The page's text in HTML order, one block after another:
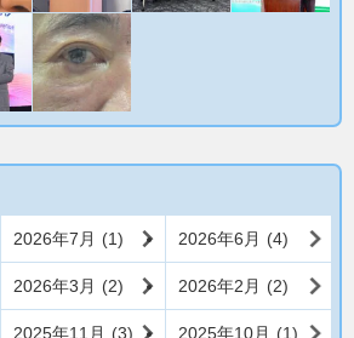
2026年7月 (1) 2026年6月 (4)
2026年3月 (2) 2026年2月 (2)
2025年11月 (3) 2025年10月 (1)